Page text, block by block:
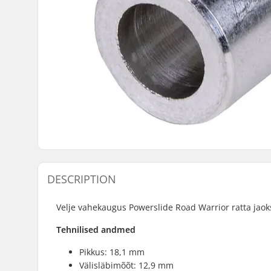
DESCRIPTION
Velje vahekaugus Powerslide Road Warrior ratta
Tehnilised andmed
Pikkus: 18,1 mm
Välisläbimõõt: 12,9 mm